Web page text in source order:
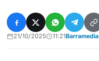
21/10/2025 11:21Barramedia